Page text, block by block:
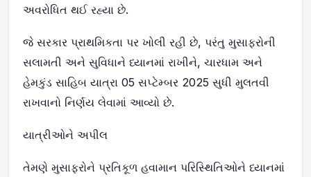
અવરોધિત થઈ રહ્યા છે.
જે સરકાર પ્રાથમિકતા પર ખોલી રહી છે, પરંતુ મુસાફરોની
સલામતી અને સુવિધાને ધ્યાનમાં રાખીને, ચારધામ અને
હેમકુંડ સાહિબ યાત્રા 05 સપ્ટેમ્બર 2025 સુધી મુલતવી
રાખવાનો નિર્ણય લેવામાં આવ્યો છે.
યાત્રીઓને અપીલ
તેમણે મુસાફરોને પ્રતિકૂળ હવામાન પરિસ્થિતિઓને ધ્યાનમાં